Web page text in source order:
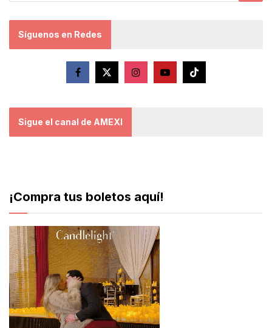
Síguenos en Redes
Sigue el canal de AMEXI
¡Compra tus boletos aquí!